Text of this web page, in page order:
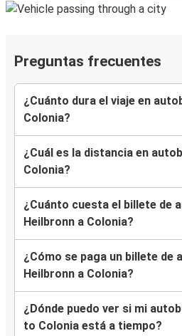
Preguntas frecuentes
¿Cuánto dura el viaje en
Colonia?
¿Cuál es la distancia en
Colonia?
¿Cuánto cuesta el billete de
Heilbronn a Colonia?
¿Cómo se paga un billete de
Heilbronn a Colonia?
¿Dónde puedo ver si mi
to Colonia está a tiempo?